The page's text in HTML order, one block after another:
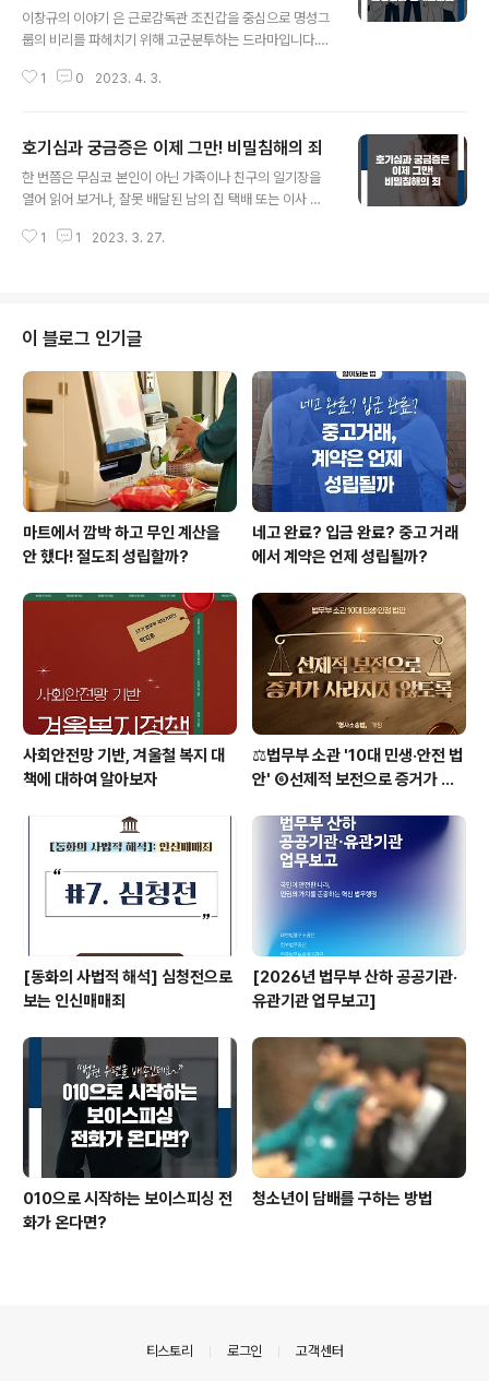
이창규의 이야기 은 근로감독관 조진갑을 중심으로 명성그
룹의 비리를 파헤치기 위해 고군분투하는 드라마입니다.
루고 있는데요. 특히 명성병원의 인턴 이창규의 이야기는
규는 조진갑이 명성병원의 근로감독을 실시할 때 제보자
및 내부고발자로서 조진갑에게 도움을 줍니다. 덕분에 근
로감독은 성공적으로 진행할 수 있었으나 이창규는 명성병
건설 공사장 인부로 일하다가 벽돌에 맞아 뇌에 부상을 입
1 0 2023. 4. 3.
호기심과 궁금증은 이제 그만! 비밀침해의 죄
한 번쯤은 무심코 본인이 아닌 가족이나 친구의 일기장을
열어 읽어 보거나, 잘못 배달된 남의 집 택배 또는 이사 간
이 있을 것입니다. 드라마나 영화를 보면 타인의 사무실이
시지나 SNS 내용을 몰래 읽어보기도 하는데요. 무심코 하
는 이러한 행동들은 죄가 될까요? 사실 허락없이 누군가의
비밀을 들추는 것은 형법상 ‘비밀침해죄’에 해당할 수도 있
습니다. 비밀침해죄는 당사자 외에는 그 내용을 알 수 없도
록 비밀장치로 봉한 것을 개봉하여 개인의 사생활과 비밀
을 노출시켰을 때 성립합니다. 바꿔 말하..
1 1 2023. 3. 27.
이 블로그 인기글
마트에서 깜박 하고 무인 계산을
안 했다! 절도죄 성립할까?
네고 완료? 입금 완료? 중고 거래
에서 계약은 언제 성립될까?
사회안전망 기반, 겨울철 복지 대
책에 대하여 알아보자
⚖️법무부 소관 '10대 민생·안전 법
안' ⑥선제적 보전으로 증거가 사
[동화의 사법적 해석] 심청전으로
보는 인신매매죄
[2026년 법무부 산하 공공기관·
유관기관 업무보고]
010으로 시작하는 보이스피싱 전
화가 온다면?
청소년이 담배를 구하는 방법
티스토리 로그인 고객센터